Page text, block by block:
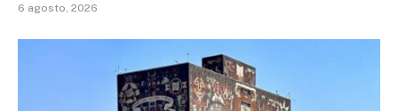
6 agosto, 2026